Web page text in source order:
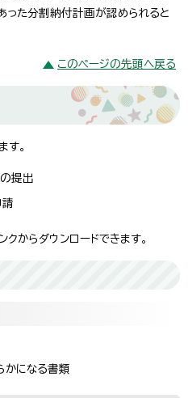
った分割納付計画が認められると
このページの先頭へ戻る
す。
提出
請
からダウンロードできます。
かになる書類